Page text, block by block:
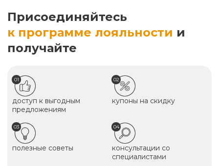
Присоединяйтесь
к программе лояльности и
получайте
01
доступ к выгодным
предложениям
02
купоны на скидку
03
полезные советы
04
консультации со
специалистами